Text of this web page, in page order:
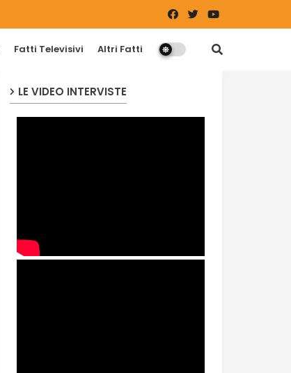
Fatti Televisivi Altri Fatti
LE VIDEO INTERVISTE